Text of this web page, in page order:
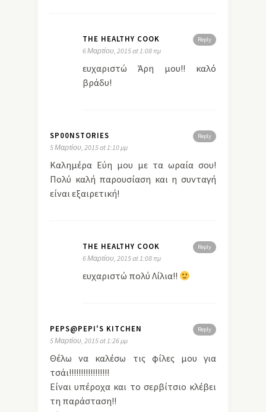
Reply
THE HEALTHY COOK
6 Μαρτίου, 2015 at 1:08 πμ
ευχαριστώ Άρη μου!! καλό
βράδυ!
Reply
SP00NSTORIES
5 Μαρτίου, 2015 at 1:10 μμ
Καλημέρα Εύη μου με τα ωραία σου!
Πολύ καλή παρουσίαση και η συνταγή
είναι εξαιρετική!
Reply
THE HEALTHY COOK
6 Μαρτίου, 2015 at 1:08 πμ
ευχαριστώ πολύ Λίλια!!
Reply
PEPS@PEPI'S KITCHEN
5 Μαρτίου, 2015 at 1:26 μμ
Θέλω να καλέσω τις φίλες μου για
τσάι!!!!!!!!!!!!!!!!!
Είναι υπέροχα και το σερβίτσιο κλέβει
τη παράσταση!!